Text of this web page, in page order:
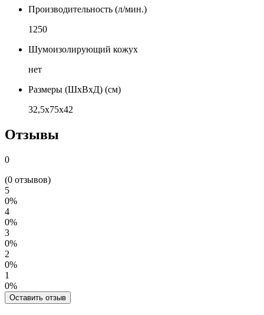
Производительность (л/мин.)
1250
Шумоизолирующий кожух
нет
Размеры (ШхВхД) (см)
32,5х75х42
Отзывы
0
(0 отзывов)
5
0%
4
0%
3
0%
2
0%
1
0%
Оставить отзыв